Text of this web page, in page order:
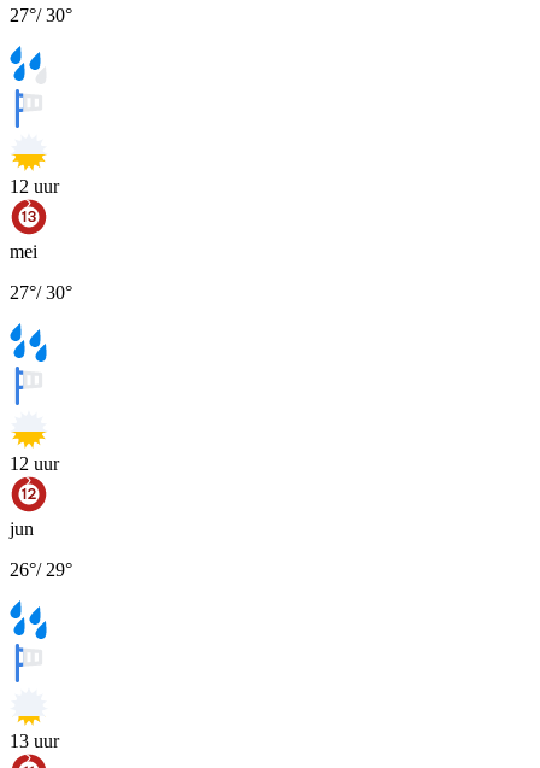
27°/30°
12 uur
mei
27°/30°
12 uur
jun
26°/ 29°
13 uur